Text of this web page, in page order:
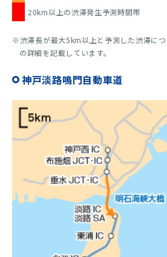
20km以上の渋滞発生予測時間帯
※渋滞長が最大5km以上と予測した渋滞に
の詳細を記載しています。
神戸淡路鳴門自動車道